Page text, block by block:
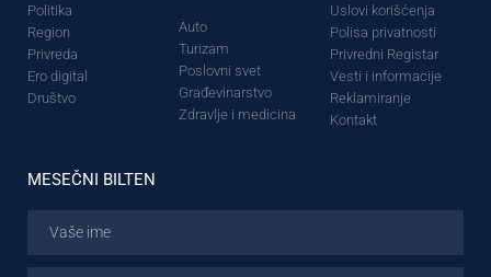
Politika
Region
Privreda
Ero digital
Društvo
Auto
Turizam
Poslovni svet
Građevinarstvo
Zdravlje i medicina
Uslovi korišćenja
Polisa privatnosti
Privredni Registar
Vesti i informacije
Reklamiranje
Kontakt
MESEČNI BILTEN